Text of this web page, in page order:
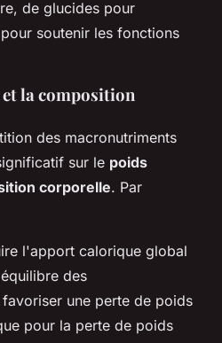
de glucides pour
soutenir les fonctions
la composition
des macronutriments
sur le poids
corporelle. Par
l'apport calorique global
des
une perte de poids
pour la perte de poids